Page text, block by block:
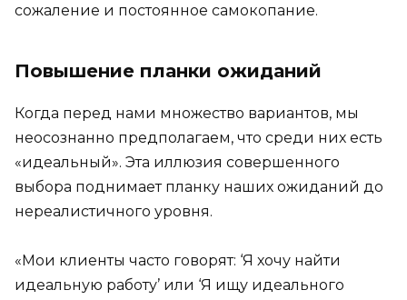
сожаление и постоянное самокопание.
Повышение планки ожиданий
Когда перед нами множество вариантов, мы
неосознанно предполагаем, что среди них есть
«идеальный». Эта иллюзия совершенного
выбора поднимает планку наших ожиданий до
нереалистичного уровня.
«Мои клиенты часто говорят: ‘Я хочу найти
идеальную работу’ или ‘Я ищу идеального